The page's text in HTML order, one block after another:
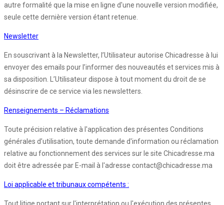
autre formalité que la mise en ligne d'une nouvelle version modifiée,
seule cette dernière version étant retenue.
Newsletter
En souscrivant à la Newsletter, l’Utilisateur autorise Chicadresse à lui
envoyer des emails pour l’informer des nouveautés et services mis à
sa disposition. L’Utilisateur dispose à tout moment du droit de se
désinscrire de ce service via les newsletters.
Renseignements – Réclamations
Toute précision relative à l'application des présentes Conditions
générales d’utilisation, toute demande d'information ou réclamation
relative au fonctionnement des services sur le site Chicadresse.ma
doit être adressée par E-mail à l'adresse contact@chicadresse.ma
Loi applicable et tribunaux compétents :
Tout litige portant sur l'interprétation ou l'exécution des présentes